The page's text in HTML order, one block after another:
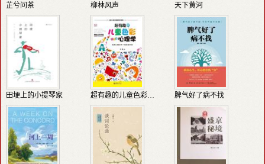
芷兮问茶 柳林风声 天下黄河
田埂上的小提琴家 超有趣的儿童色彩心理学 脾气好了病不找